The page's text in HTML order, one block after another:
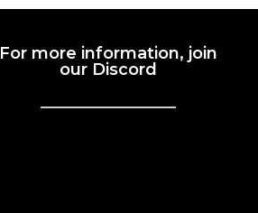
For more information, join
our Discord